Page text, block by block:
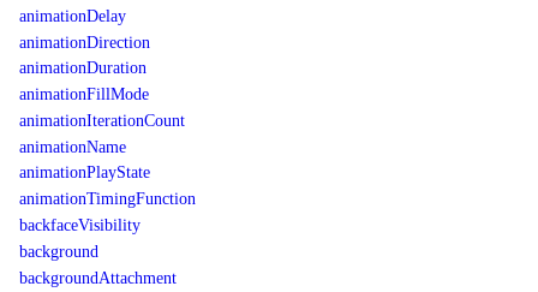
animationDelay
animationDirection
animationDuration
animationFillMode
animationIterationCount
animationName
animationPlayState
animationTimingFunction
backfaceVisibility
background
backgroundAttachment